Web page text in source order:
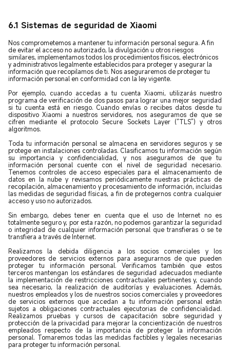
6.1 Sistemas de seguridad de Xiaomi
Nos comprometemos a mantener tu información personal segura. A fin
de evitar el acceso no autorizado, la divulgación u otros riesgos
similares, implementamos todos los procedimientos físicos, electrónicos
y administrativos legalmente establecidos para proteger y asegurar la
información que recopilamos de ti. Nos aseguraremos de proteger tu
información personal en conformidad con la ley vigente.
Por ejemplo, cuando accedas a tu cuenta Xiaomi, utilizarás nuestro
programa de verificación de dos pasos para lograr una mejor seguridad
si tu cuenta está en riesgo. Cuando envías o recibes datos desde tu
dispositivo Xiaomi a nuestros servidores, nos aseguramos de que se
cifren mediante el protocolo Secure Sockets Layer (“TLS”) y otros
algoritmos.
Toda tu información personal se almacena en servidores seguros y se
protege en instalaciones controladas. Clasificamos tu información según
su importancia y confidencialidad, y nos aseguramos de que tu
información personal cuente con el nivel de seguridad necesario.
Tenemos controles de acceso especiales para el almacenamiento de
datos en la nube y revisamos periódicamente nuestras prácticas de
recopilación, almacenamiento y procesamiento de información, incluidas
las medidas de seguridad físicas, a fin de protegernos contra cualquier
acceso y uso no autorizados.
Sin embargo, debes tener en cuenta que el uso de Internet no es
totalmente seguro y, por esta razón, no podemos garantizar la seguridad
o integridad de cualquier información personal que transfieras o se te
transfiera a través de Internet.
Realizamos la debida diligencia a los socios comerciales y los
proveedores de servicios externos para asegurarnos de que pueden
proteger tu información personal. Verificamos también que estos
terceros mantengan los estándares de seguridad adecuados mediante
la implementación de restricciones contractuales pertinentes y, cuando
sea necesario, la realización de auditorías y evaluaciones. Además,
nuestros empleados y los de nuestros socios comerciales y proveedores
de servicios externos que accedan a tu información personal están
sujetos a obligaciones contractuales ejecutorias de confidencialidad.
Realizamos pruebas y cursos de capacitación sobre seguridad y
protección de la privacidad para mejorar la concientización de nuestros
empleados respecto de la importancia de proteger la información
personal. Tomaremos todas las medidas factibles y legales necesarias
para proteger tu información personal.